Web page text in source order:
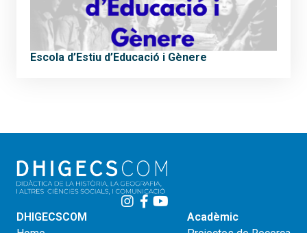
Escola d’Estiu d’Educació i Gènere
DHIGECSCOM
Acadèmic